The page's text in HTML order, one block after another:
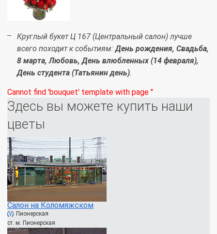
Круглый букет Ц 167 (Центральный салон) лучше
всего походит к событиям:День рождения, Свадьба,
8 марта, Любовь, День влюбленных (14 февраля),
День студента (Татьянин день).
Cannot find 'bouquet' template with page ''
Здесь вы можете купить наши
цветы
Салон на Коломяжском
Пионерская
ст. м. Пионерская